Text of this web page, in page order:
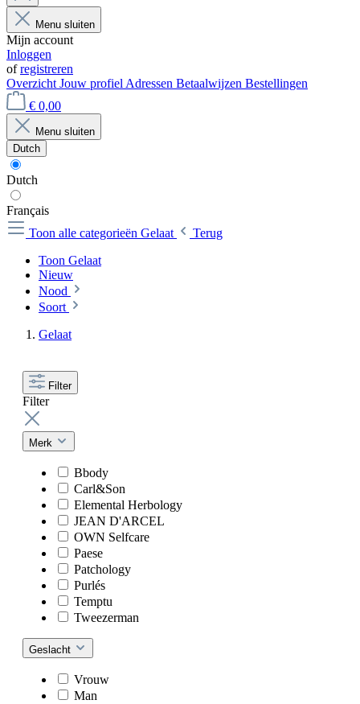
Menu sluiten
Mijn account
Inloggen
ofregistreren
Overzicht Jouw profiel Adressen Betaalwijzen Bestellingen
€ 0,00
Menu sluiten
Dutch
Dutch
Français
Toon alle categorieën Gelaat
Terug
Toon Gelaat
Nieuw
Nood
Soort
Gelaat
Filter
Filter
Merk
Bbody
Carl&Son
Elemental Herbology
JEAN D'ARCEL
OWN Selfcare
Paese
Patchology
Purlés
Temptu
Tweezerman
Geslacht
Vrouw
Man